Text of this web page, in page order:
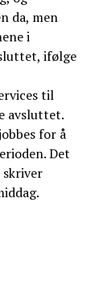
da, men
i
ifølge
til
avsluttet.
for å
Det